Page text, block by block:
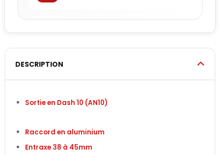
DESCRIPTION
Sortie en Dash 10 (AN10)
Raccord en aluminium
Entraxe 38 à 45mm